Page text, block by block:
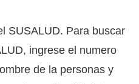
SUSALUD. Para buscar
ingrese el numero
de la personas y